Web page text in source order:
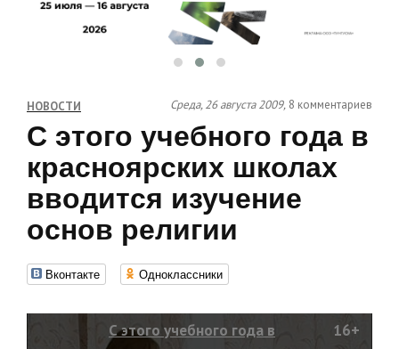
НОВОСТИ Среда, 26 августа 2009, 8 комментариев
С этого учебного года в
красноярских школах
вводится изучение
основ религии
Вконтакте Одноклассники
С этого учебного года в
16+